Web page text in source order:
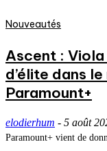
Nouveautés
Ascent :
d’élite dans
Paramount+
elodierhum - 5 août
Paramount+ vient de